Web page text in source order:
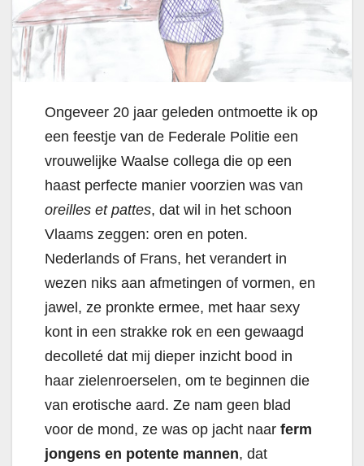
Ongeveer 20 jaar geleden ontmoette ik op
een feestje van de Federale Politie een
vrouwelijke Waalse collega die op een
haast perfecte manier voorzien was van
oreilles et pattes, dat wil in het schoon
Vlaams zeggen: oren en poten.
Nederlands of Frans, het verandert in
wezen niks aan afmetingen of vormen, en
jawel, ze pronkte ermee, met haar sexy
kont in een strakke rok en een gewaagd
decolleté dat mij dieper inzicht bood in
haar zielenroerselen, om te beginnen die
van erotische aard. Ze nam geen blad
voor de mond, ze was op jacht naar ferm
jongens en potente mannen, dat